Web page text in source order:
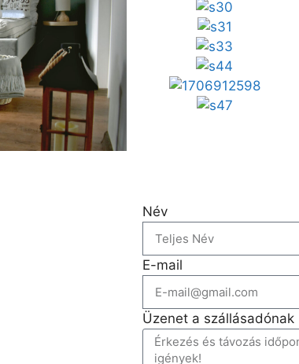
Név
E-mail
Üzenet a szállásadónak